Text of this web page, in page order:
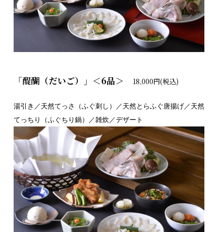
「醍醐（だいご）」＜6品＞ 18,000円(税込)
湯引き／天然てっさ（ふぐ刺し）／天然とらふぐ唐揚げ／天然
てっちり（ふぐちり鍋）／雑炊／デザート